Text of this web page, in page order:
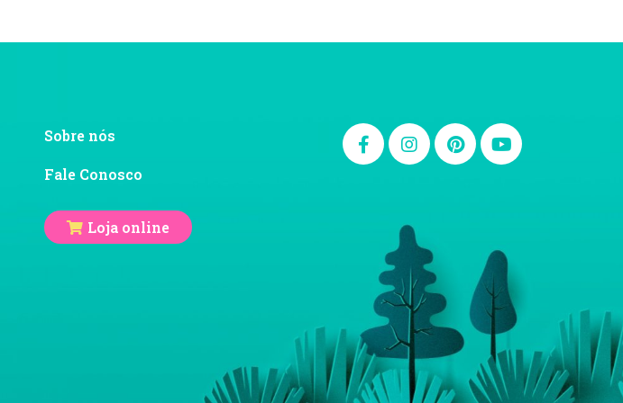
Carla Eschberger
Carol Pessoa
Ju Mirthes
Sobre nós
Fale Conosco
Loja online